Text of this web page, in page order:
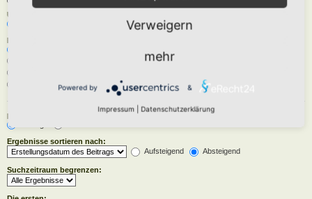
Unterforen durchsuchen:
Innerhalb suchen:
Nur im ersten Beitrag der Themen
Ergebnisse anzeigen als:
Ergebnisse sortieren nach:
Aufsteigend
Absteigend
Suchzeitraum begrenzen:
Verweigern
mehr
Powered by &
Impressum Datenschutzerklärung